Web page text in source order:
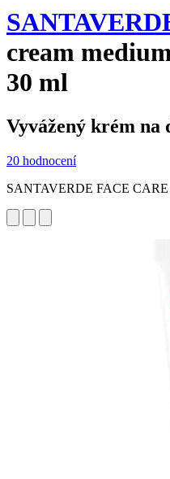
cream
30 ml
Vyvážený krém na
20 hodnocení
SANTAVERDE FACE CARE